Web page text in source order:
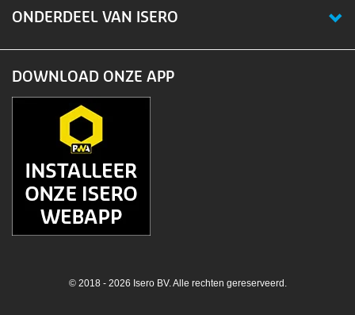
ONDERDEEL VAN ISERO
DOWNLOAD ONZE APP
© 2018 - 2026 Isero BV. Alle rechten gereserveerd.